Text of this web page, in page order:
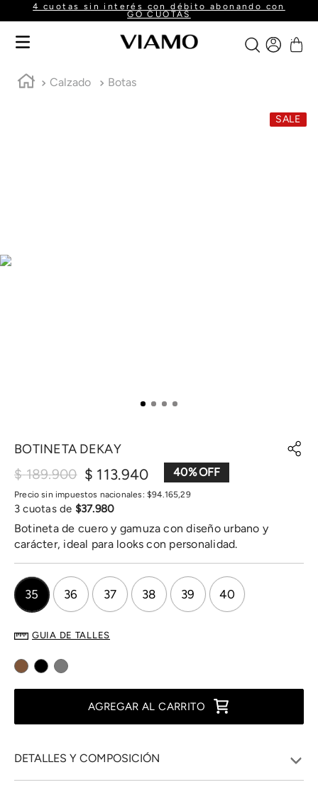
4 cuotas sin interés con débito abonando con
GO CUOTAS
Calzado Botas
SALE
BOTINETA DEKAY
$ 113.940
$ 189.900 40%
Precio sin impuestos nacionales: $94.165,29
3 cuotas de $37.980
Botineta de cuero y gamuza con diseño urbano y
carácter, ideal para looks con personalidad.
35 36 37 38 39 40
GUIA DE TALLES
AGREGAR AL CARRITO
DETALLES Y COMPOSICIÓN